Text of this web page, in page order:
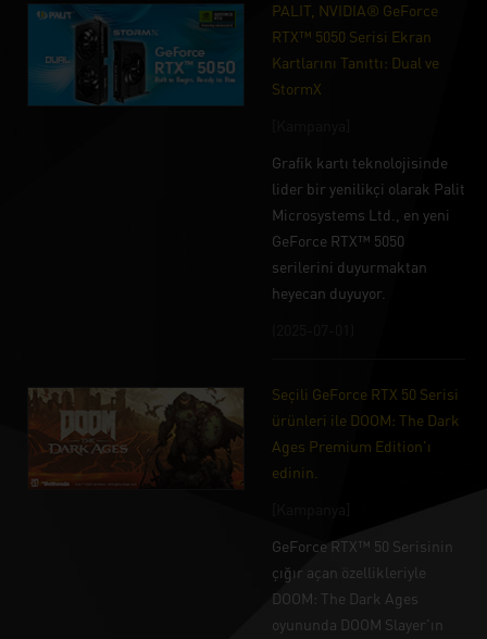
PALIT, NVIDIA® GeForce
RTX™ 5050 Serisi Ekran
Kartlarını Tanıttı: Dual ve
StormX
Grafik kartı teknolojisinde
lider bir yenilikçi olarak Palit
Microsystems Ltd., en yeni
GeForce RTX™ 5050
serilerini duyurmaktan
heyecan duyuyor.
Seçili GeForce RTX 50 Serisi
ürünleri ile DOOM: The Dark
Ages Premium Edition'ı
edinin.
GeForce RTX™ 50 Serisinin
çığır açan özellikleriyle
DOOM: The Dark Ages
oyununda DOOM Slayer'ın